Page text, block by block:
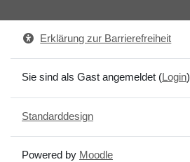
Erklärung zur Barrierefreiheit
Sie sind als Gast angemeldet (Login)
Standarddesign
Powered by Moodle